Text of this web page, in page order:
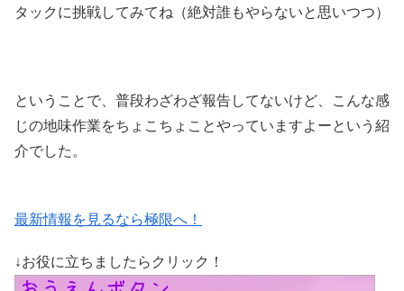
タックに挑戦してみてね（絶対誰もやらないと思いつつ）
ということで、普段わざわざ報告してないけど、こんな感
じの地味作業をちょこちょことやっていますよーという紹
介でした。
最新情報を見るなら極限へ！
↓お役に立ちましたらクリック！